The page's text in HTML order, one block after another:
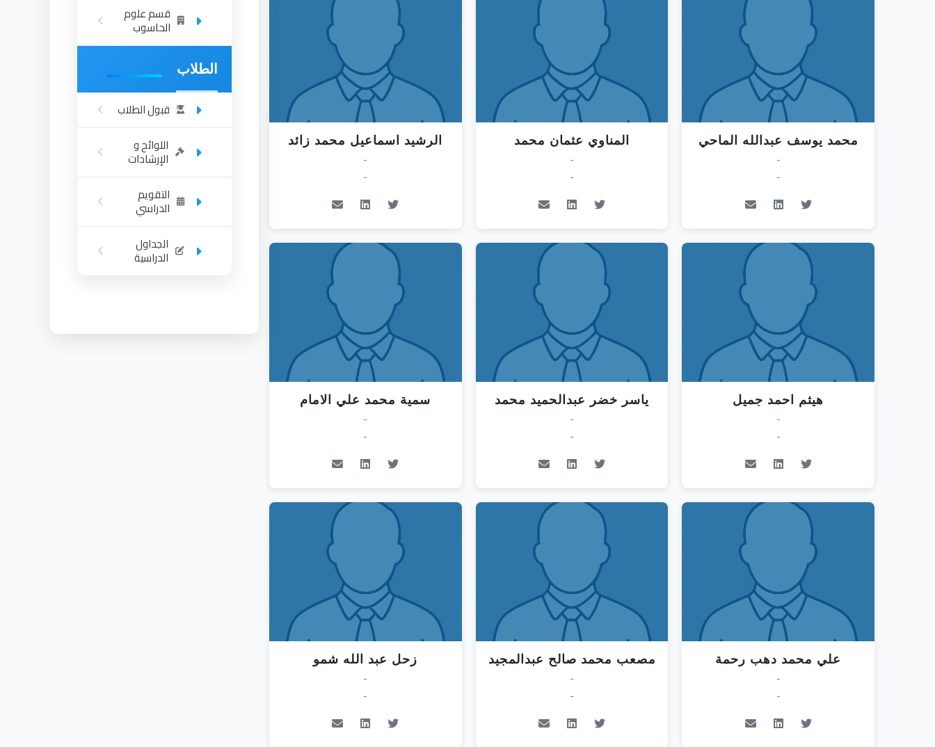
محمد يوسف عبدالله الماحي
-
-
المناوي عثمان محمد
-
-
الرشيد اسماعيل محمد زائد
-
-
هيثم احمد جميل
-
-
ياسر خضر عبدالحميد محمد
-
-
سمية محمد علي الامام
-
-
علي محمد دهب رحمة
-
-
مصعب محمد صالح عبدالمجيد
-
-
زحل عبد الله شمو
-
-
قسم علوم
الحاسوب
الطلاب
قبول الطلاب
اللوائح و
الإرشادات
التقويم
الدراسي
الجداول
الدراسية